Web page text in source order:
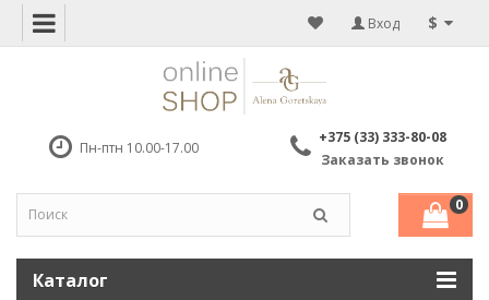
$
Вход
Пн-птн 10.00-17.00
+375 (33) 333-80-08
Заказать звонок
0
Каталог